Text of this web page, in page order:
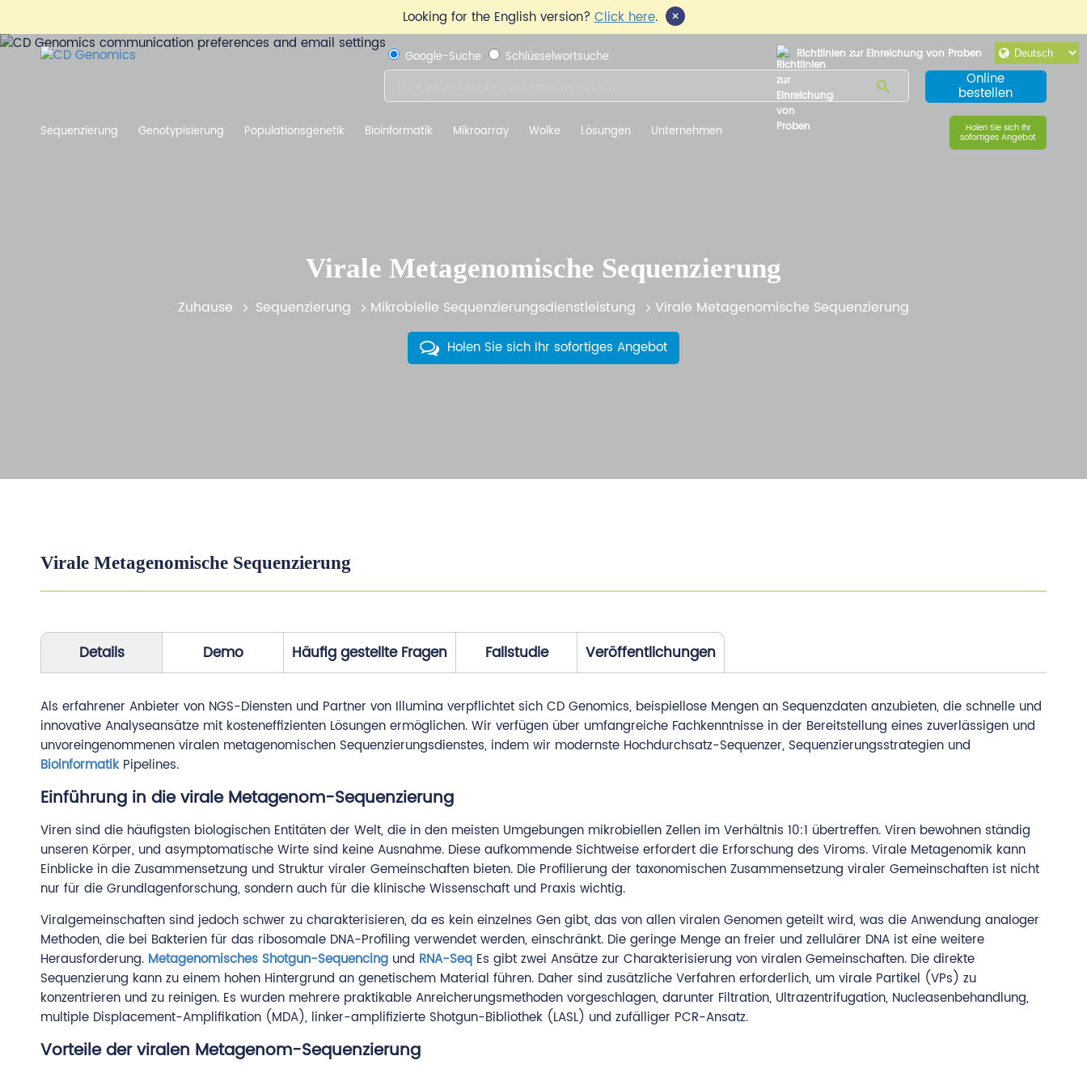
Looking for the English version?Click here. ×
Richtlinien zur Einreichung von Proben
Google-Suche Schlüsselwortsuche
Online
bestellen
Sequenzierung Genotypisierung Populationsgenetik Bioinformatik Mikroarray Wolke Lösungen Unternehmen Holen Sie sich Ihr
sofortiges Angebot
Virale Metagenomische Sequenzierung
Zuhause Sequenzierung Mikrobielle Sequenzierungsdienstleistung Virale Metagenomische Sequenzierung
Holen Sie sich Ihr sofortiges Angebot
Virale Metagenomische Sequenzierung
Details Demo Häufig gestellte Fragen Fallstudie Veröffentlichungen
Als erfahrener Anbieter von NGS-Diensten und Partner von Illumina verpflichtet sich CD Genomics, beispiellose Mengen an Sequenzdaten anzubieten, die schnelle und
innovative Analyseansätze mit kosteneffizienten Lösungen ermöglichen. Wir verfügen über umfangreiche Fachkenntnisse in der Bereitstellung eines zuverlässigen und
unvoreingenommenen viralen metagenomischen Sequenzierungsdienstes, indem wir modernste Hochdurchsatz-Sequenzer, Sequenzierungsstrategien und
BioinformatikPipelines.
Einführung in die virale Metagenom-Sequenzierung
Viren sind die häufigsten biologischen Entitäten der Welt, die in den meisten Umgebungen mikrobiellen Zellen im Verhältnis 10:1 übertreffen. Viren bewohnen ständig
unseren Körper, und asymptomatische Wirte sind keine Ausnahme. Diese aufkommende Sichtweise erfordert die Erforschung des Viroms. Virale Metagenomik kann
Einblicke in die Zusammensetzung und Struktur viraler Gemeinschaften bieten. Die Profilierung der taxonomischen Zusammensetzung viraler Gemeinschaften ist nicht
nur für die Grundlagenforschung, sondern auch für die klinische Wissenschaft und Praxis wichtig.
Viralgemeinschaften sind jedoch schwer zu charakterisieren, da es kein einzelnes Gen gibt, das von allen viralen Genomen geteilt wird, was die Anwendung analoger
Methoden, die bei Bakterien für das ribosomale DNA-Profiling verwendet werden, einschränkt. Die geringe Menge an freier und zellulärer DNA ist eine weitere
Herausforderung. Metagenomisches Shotgun-Sequencing und RNA-Seq Es gibt zwei Ansätze zur Charakterisierung von viralen Gemeinschaften. Die direkte
Sequenzierung kann zu einem hohen Hintergrund an genetischem Material führen. Daher sind zusätzliche Verfahren erforderlich, um virale Partikel (VPs) zu
konzentrieren und zu reinigen. Es wurden mehrere praktikable Anreicherungsmethoden vorgeschlagen, darunter Filtration, Ultrazentrifugation, Nucleasenbehandlung,
multiple Displacement-Amplifikation (MDA), linker-amplifizierte Shotgun-Bibliothek (LASL) und zufälliger PCR-Ansatz.
Vorteile der viralen Metagenom-Sequenzierung